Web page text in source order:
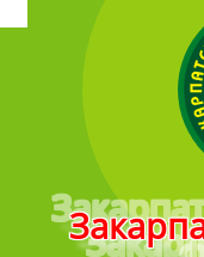
Головне меню